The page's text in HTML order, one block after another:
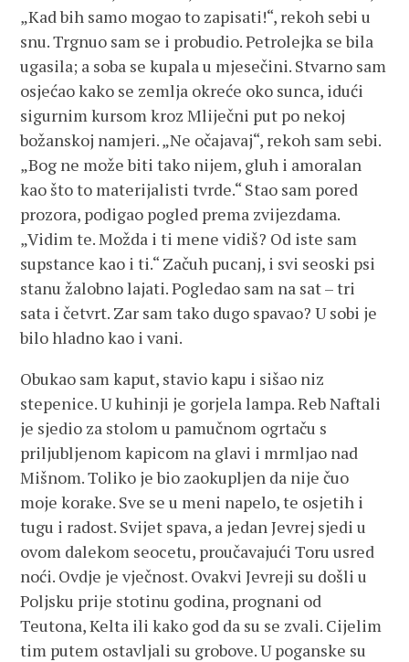
„Kad bih samo mogao to zapisati!“, rekoh sebi u
snu. Trgnuo sam se i probudio. Petrolejka se bila
ugasila; a soba se kupala u mjesečini. Stvarno sam
osjećao kako se zemlja okreće oko sunca, idući
sigurnim kursom kroz Mliječni put po nekoj
božanskoj namjeri. „Ne očajavaj“, rekoh sam sebi.
„Bog ne može biti tako nijem, gluh i amoralan
kao što to materijalisti tvrde.“ Stao sam pored
prozora, podigao pogled prema zvijezdama.
„Vidim te. Možda i ti mene vidiš? Od iste sam
supstance kao i ti.“ Začuh pucanj, i svi seoski psi
stanu žalobno lajati. Pogledao sam na sat – tri
sata i četvrt. Zar sam tako dugo spavao? U sobi je
bilo hladno kao i vani.
Obukao sam kaput, stavio kapu i sišao niz
stepenice. U kuhinji je gorjela lampa. Reb Naftali
je sjedio za stolom u pamučnom ogrtaču s
priljubljenom kapicom na glavi i mrmljao nad
Mišnom. Toliko je bio zaokupljen da nije čuo
moje korake. Sve se u meni napelo, te osjetih i
tugu i radost. Svijet spava, a jedan Jevrej sjedi u
ovom dalekom seocetu, proučavajući Toru usred
noći. Ovdje je vječnost. Ovakvi Jevreji su došli u
Poljsku prije stotinu godina, prognani od
Teutona, Kelta ili kako god da su se zvali. Cijelim
tim putem ostavljali su grobove. U poganske su